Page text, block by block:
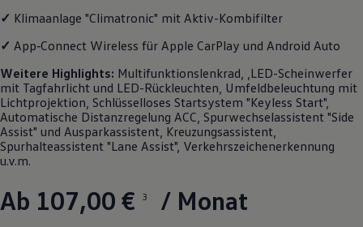
✓ Klimaanlage "Climatronic" mit Aktiv-Kombifilter
✓ App‑Connect Wireless für Apple CarPlay und Android Auto
Weitere Highlights: Multifunktionslenkrad, ,LED-Scheinwerfer
mit Tagfahrlicht und LED-Rückleuchten, Umfeldbeleuchtung mit
Lichtprojektion, Schlüsselloses Startsystem "Keyless Start",
Automatische Distanzregelung ACC, Spurwechselassistent "Side
Assist" und Ausparkassistent, Kreuzungsassistent,
Spurhalteassistent "Lane Assist", Verkehrszeichenerkennung
u.v.m.
Ab 107,00 € 3 / Monat